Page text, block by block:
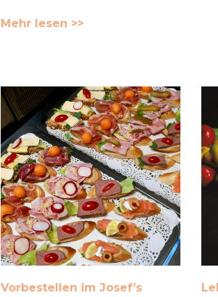
Mehr lesen >>
Vorbestellen im Josef’s